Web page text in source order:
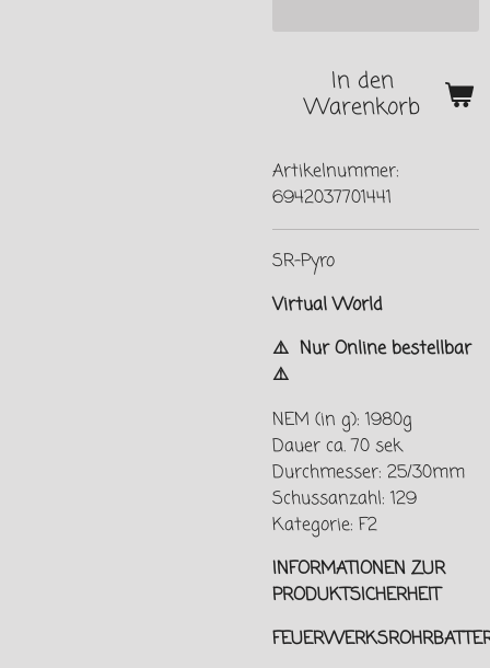
In den
Warenkorb
Artikelnummer:
6942037701441
SR-Pyro
Virtual World
⚠️ Nur Online bestellbar
⚠️
NEM (in g): 1980g
Dauer ca. 70 sek
Durchmesser: 25/30mm
Schussanzahl: 129
Kategorie: F2
INFORMATIONEN ZUR
PRODUKTSICHERHEIT